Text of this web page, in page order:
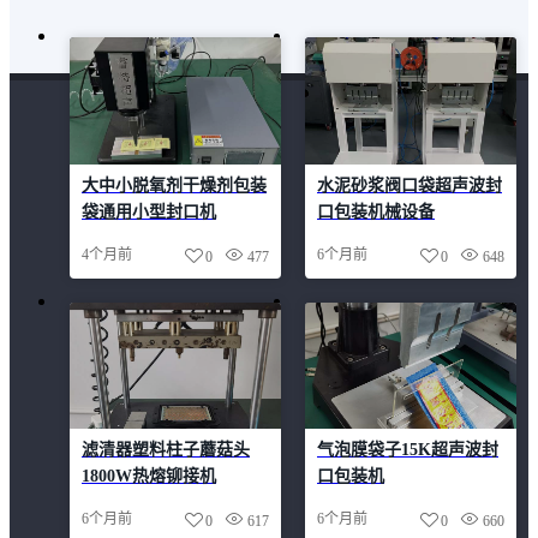
大中小脱氧剂干燥剂包装
袋通用小型封口机
4个月前 477
0
水泥砂浆阀口袋超声波封
口包装机械设备
6个月前 648
0
滤清器塑料柱子蘑菇头
1800W热熔铆接机
6个月前 617
0
气泡膜袋子15K超声波封
口包装机
6个月前 660
0